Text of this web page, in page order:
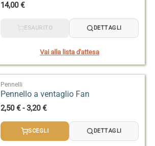
14,00€
ESAURITO DETTAGLI
Vai alla lista d'attesa
Pennelli
Pennello a ventaglio Fan
2,50€ - 3,20€Fascia
prezzo:
SCEGLI DETTAGLI